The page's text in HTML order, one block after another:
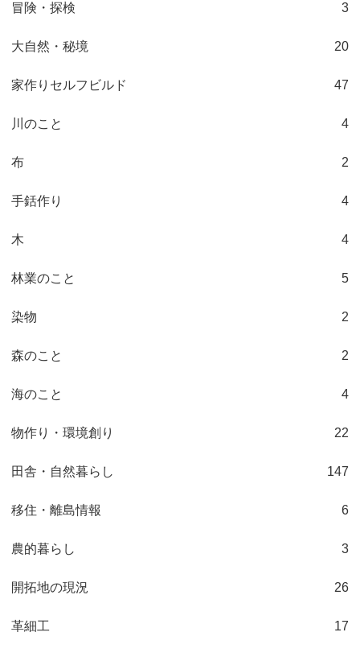
冒険・探検 3
大自然・秘境 20
家作りセルフビルド 47
川のこと 4
布 2
手銛作り 4
木 4
林業のこと 5
染物 2
森のこと 2
海のこと 4
物作り・環境創り 22
田舎・自然暮らし 147
移住・離島情報 6
農的暮らし 3
開拓地の現況 26
革細工 17